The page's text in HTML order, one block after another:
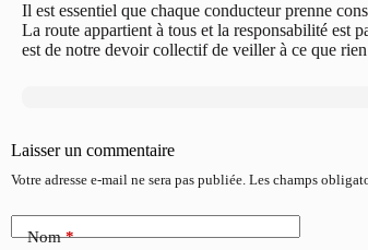
Il est essentiel que chaque conducteur prenne
La route appartient à tous et la responsabilité est
est de notre devoir collectif de veiller à ce que
Laisser un commentaire
Votre adresse e-mail ne sera pas publiée. Les champs
Nom*